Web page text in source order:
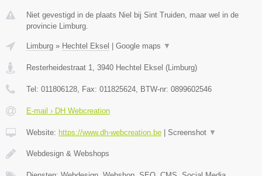
Niet gevestigd in de plaats Niel bij Sint Truiden, maar wel in de
provincie Limburg.
Limburg » Hechtel Eksel Google maps ▼
Resterheidestraat 1, 3940 Hechtel Eksel (Limburg)
Tel: 011806128, Fax: 011825624, BTW-nr: 0899602546
E-mail › DH Webcreation
Website: https://www.dh-webcreation.be Screenshot ▼
Webdesign & Webshops